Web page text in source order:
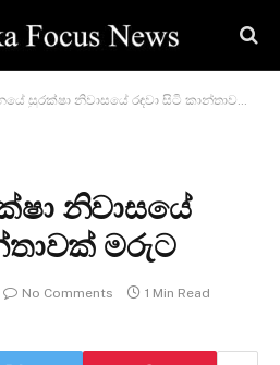
සුරක්ෂා නිවාසයේ රඳවා සිටි කාන්තාවක් මරුට
නිවාසයේ
මරුට
No Comments
1 Min Read